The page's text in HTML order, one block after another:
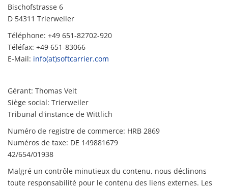
Bischofstrasse 6
D 54311 Trierweiler
Téléphone: +49 651-82702-920
Téléfax: +49 651-83066
E-Mail: info(at)softcarrier.com
Gérant: Thomas Veit
Siège social: Trierweiler
Tribunal d'instance de Wittlich
Numéro de registre de commerce: HRB 2869
Numéros de taxe: DE 149881679
42/654/01938
Malgré un contrôle minutieux du contenu, nous déclinons
toute responsabilité pour le contenu des liens externes. Les